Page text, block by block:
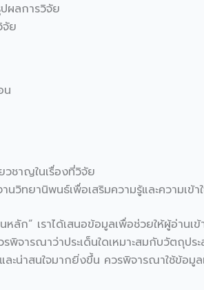
ผลการวิจัย
จัย
น
ชาญในเรื่องที่วิจัย
ทยานิพนธ์เพื่อเสริมความรู้และความเข้า
ก” เราได้เสนอข้อมูลเพื่อช่วยให้ผู้อ่านเ
ารณาว่าประเด็นใดเหมาะสมกับวัตถุปร
น่าสนใจมากยิ่งขึ้น ควรพิจารณาใช้ข้อมูล